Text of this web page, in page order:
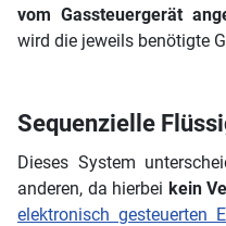
vom Gassteuergerät
wird die jeweils benötigte
Sequenzielle
Dieses System
anderen, da hierbei kein
elektronisch gesteuerten